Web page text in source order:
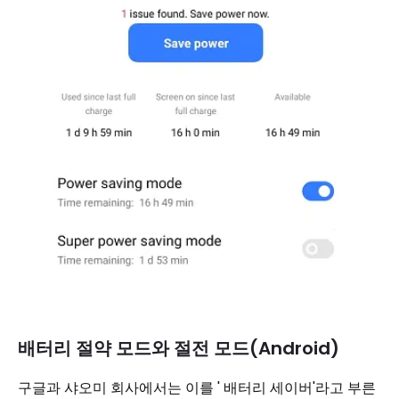
배터리 절약 모드와 절전 모드(Android)
구글과 샤오미 회사에서는 이를 ' 배터리 세이버'라고 부른